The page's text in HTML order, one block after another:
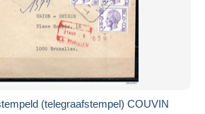
(telegraafstempel) COUVIN